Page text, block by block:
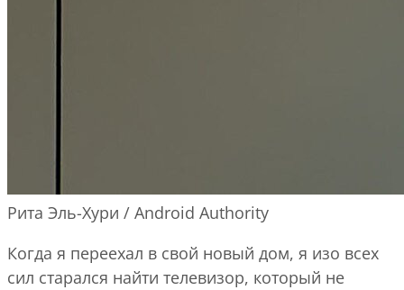
Рита Эль-Хури / Android Authority
Когда я переехал в свой новый дом, я изо всех
сил старался найти телевизор, который не